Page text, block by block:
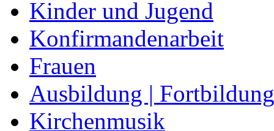
Kinder und Jugend
Konfirmandenarbeit
Frauen
Ausbildung | Fortbildung
Kirchenmusik